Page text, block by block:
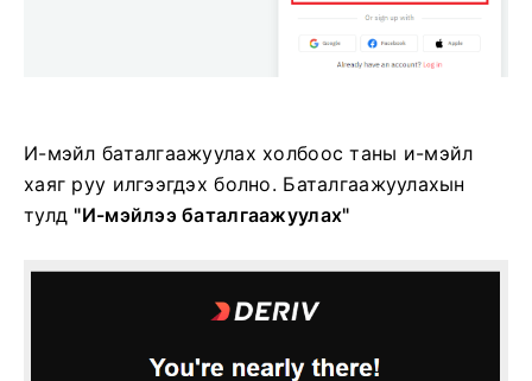
И-мэйл баталгаажуулах холбоос таны и-мэйл
хаяг руу илгээгдэх болно. Баталгаажуулахын
тулд "И-мэйлээ баталгаажуулах"